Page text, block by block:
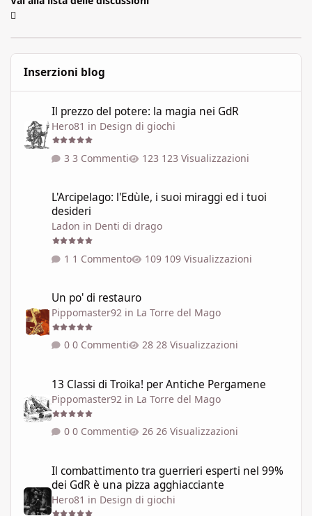
Inserzioni blog
Il prezzo del potere: la magia nei GdR
Hero81 in Design di giochi
3 Commenti 123 Visualizzazioni
L'Arcipelago: l'Edùle, i suoi miraggi ed i tuoi
desideri
Ladon in Denti di drago
1 Commento 109 Visualizzazioni
Un po' di restauro
Pippomaster92 in La Torre del Mago
0 Commenti 28 Visualizzazioni
13 Classi di Troika! per Antiche Pergamene
Pippomaster92 in La Torre del Mago
0 Commenti 26 Visualizzazioni
Il combattimento tra guerrieri esperti nel 99%
dei GdR è una pizza agghiacciante
Hero81 in Design di giochi